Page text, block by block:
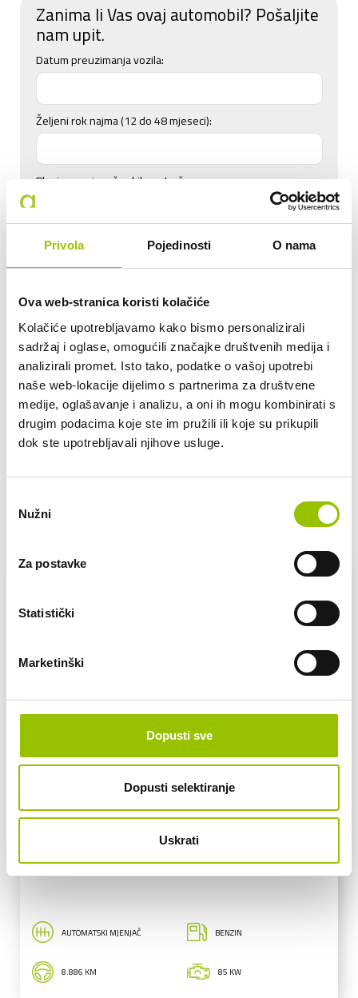
Privola Pojedinosti O nama
Ova web-stranica koristi kolačiće
Kolačiće upotrebljavamo kako bismo personalizirali
sadržaj i oglase, omogućili značajke društvenih medija i
analizirali promet. Isto tako, podatke o vašoj upotrebi
naše web-lokacije dijelimo s partnerima za društvene
medije, oglašavanje i analizu, a oni ih mogu kombinirati s
drugim podacima koje ste im pružili ili koje su prikupili
dok ste upotrebljavali njihove usluge.
pristanka
Nužni
Za postavke
Statistički
Marketinški
Dopusti sve
Dopusti selektiranje
Uskrati
Zanima li Vas ovaj automobil? Pošaljite
nam upit.
Datum preuzimanja vozila:
Željeni rok najma (12 do 48 mjeseci):
Planirana mjesečna kilometraža:
do 2.000 km
do 2.500 km
do 3.000 km
do 4.000 km
do 5.000 km
od 5.000 km
Pretežno područje korištenja/lokacije vozila (npr.
Zagrebačka županija i jednom mjesečno put u Sloveniju):
VW
NOVI VW T-ROC Life AT
AUTOMATSKI MJENJAČ BENZIN
8.886 KM 85 KW